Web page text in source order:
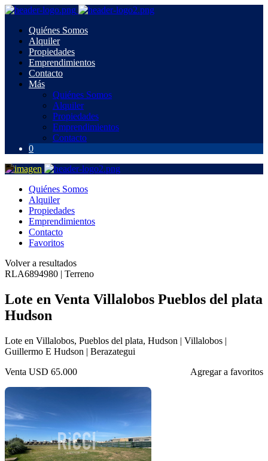
Quiénes Somos
Alquiler
Propiedades
Emprendimientos
Contacto
Más
Quiénes Somos
Alquiler
Propiedades
Emprendimientos
Contacto
0
Quiénes Somos
Alquiler
Propiedades
Emprendimientos
Contacto
Favoritos
Volver a resultados
RLA6894980 | Terreno
Lote en Venta Villalobos Pueblos del plata
Hudson
Lote en Villalobos, Pueblos del plata, Hudson | Villalobos |
Guillermo E Hudson | Berazategui
Agregar a favoritos
Venta USD 65.000